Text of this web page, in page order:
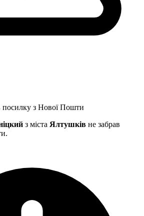
посилку з Нової Пошти
з міста Ялтушків не забрав